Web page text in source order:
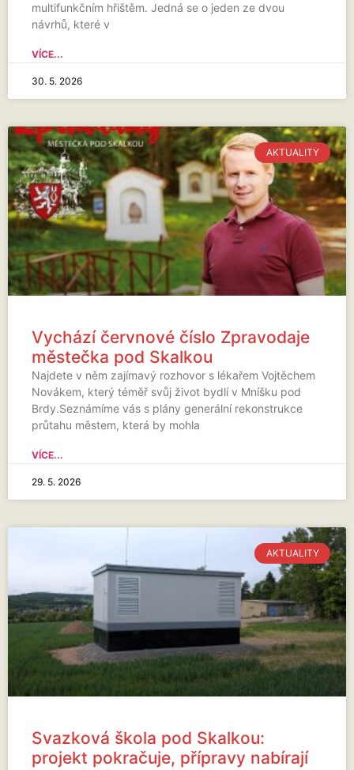
multifunkčním hřištěm. Jedná se o jeden ze dvou
návrhů, které v
VÍCE...
30. 5. 2026
AKTUALITY
Vychází červnové číslo Zpravodaje
městečka pod Skalkou
Najdete v něm zajímavý rozhovor s lékařem Vojtěchem
Novákem, který téměř svůj život bydlí v Mníšku pod
Brdy.Seznámíme vás s plány generální rekonstrukce
průtahu městem, která by mohla
VÍCE...
29. 5. 2026
AKTUALITY
Svazková škola pod Skalkou:
projekt pokračuje, přípravy nabírají